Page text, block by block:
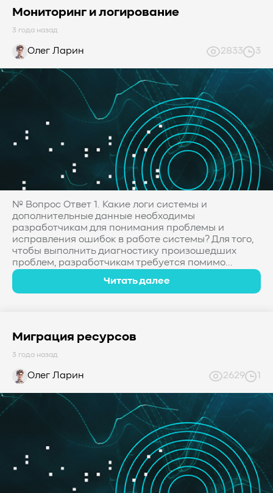
Мониторинг и логирование
3 года назад
Олег Ларин 2833 3
№ Вопрос Ответ 1. Какие логи системы и
дополнительные данные необходимы
разработчикам для понимания проблемы и
исправления ошибок в работе системы? Для того,
чтобы выполнить диагностику произошедших
проблем, разработчикам требуется помимо...
Читать далее
Миграция ресурсов
3 года назад
Олег Ларин 2629 1